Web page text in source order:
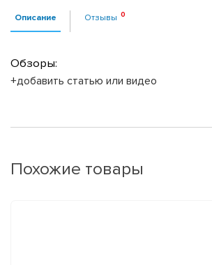
Описание Отзывы
Обзоры:
+добавить статью или видео
Похожие товары